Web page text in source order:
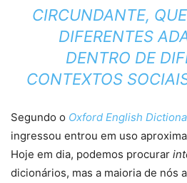
CIRCUNDANTE,
DIFERENTES
DENTRO DE
CONTEXTOS
Segundo o Oxford English
ingressou entrou em uso
Hoje em dia, podemos procurar
dicionários, mas a maioria de nós